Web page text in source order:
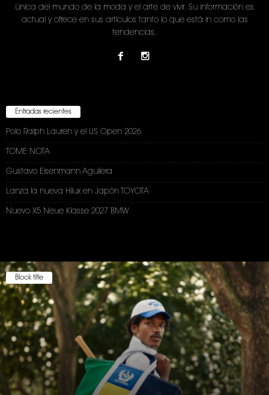
única del mundo de la moda y el arte de vivir. Su información es
actual y ofrece en sus artículos tanto lo que está in como las
tendencias.
Entradas recientes
Polo Ralph Lauren y el US Open 2026
TOME NOTA
Gustavo Eisenmann Aguilera
Lanza la nueva Hilux en Japón TOYOTA
Nuevo X5 Neue Klasse 2027 BMW
Block title